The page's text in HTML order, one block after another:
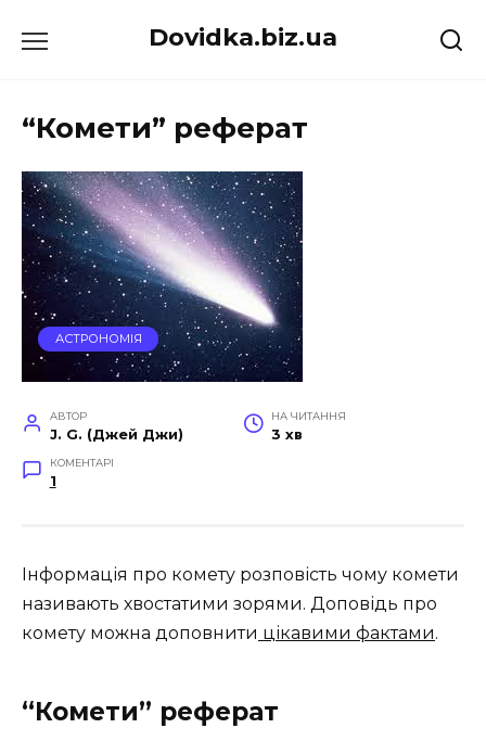
до
Dovidka.biz.ua
“Комети” реферат
АСТРОНОМІЯ
АВТОР
J. G. (Джей Джи)
НА ЧИТАННЯ
3 хв
КОМЕНТАРІ
1
Інформація про комету розповість чому комети
називають хвостатими зорями. Доповідь про
комету можна доповнити цікавими фактами.
“Комети” реферат